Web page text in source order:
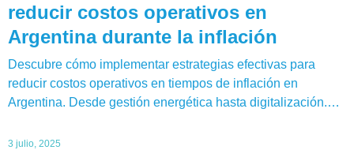
reducir costos operativos en
Argentina durante la inflación
Descubre cómo implementar estrategias efectivas para
reducir costos operativos en tiempos de inflación en
Argentina. Desde gestión energética hasta digitalización.…
3 julio, 2025